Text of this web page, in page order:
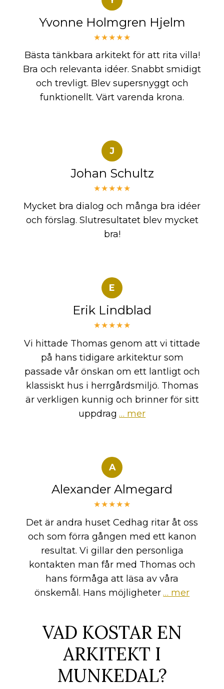
Yvonne Holmgren Hjelm
★★★★★
Bästa tänkbara arkitekt för att rita villa!
Bra och relevanta idéer. Snabbt smidigt
och trevligt. Blev supersnyggt och
funktionellt. Värt varenda krona.
J
Johan Schultz
★★★★★
Mycket bra dialog och många bra idéer
och förslag. Slutresultatet blev mycket
bra!
E
Erik Lindblad
★★★★★
Vi hittade Thomas genom att vi tittade
på hans tidigare arkitektur som
passade vår önskan om ett lantligt och
klassiskt hus i herrgårdsmiljö. Thomas
är verkligen kunnig och brinner för sitt
uppdrag … mer
A
Alexander Almegard
★★★★★
Det är andra huset Cedhag ritar åt oss
och som förra gången med ett kanon
resultat. Vi gillar den personliga
kontakten man får med Thomas och
hans förmåga att läsa av våra
önskemål. Hans möjligheter … mer
VAD KOSTAR EN
ARKITEKT I
MUNKEDAL?